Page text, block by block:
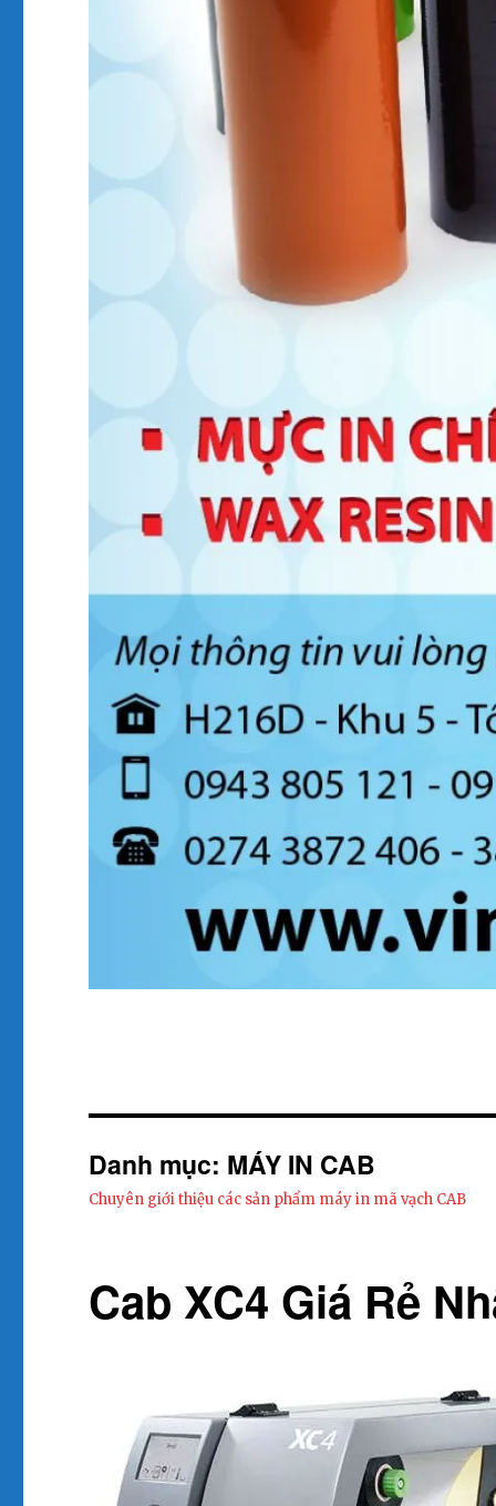
Danh mục: MÁY IN CAB
Chuyên giới thiệu các sản phẩm máy in mã vạch CAB
Cab XC4 Giá Rẻ